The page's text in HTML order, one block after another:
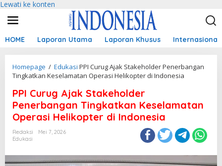
Lewati ke konten
HOME Laporan Utama Laporan Khusus Internasional
Homepage / Edukasi PPI Curug Ajak Stakeholder Penerbangan
Tingkatkan Keselamatan Operasi Helikopter di Indonesia
PPI Curug Ajak Stakeholder
Penerbangan Tingkatkan Keselamatan
Operasi Helikopter di Indonesia
Redaksi
Mei 7, 2026
Edukasi